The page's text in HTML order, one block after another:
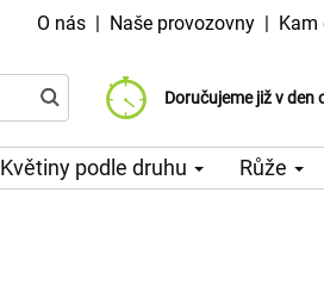
O nás | Naše provozovny | Kam
Doručujeme již v den
Doručujeme již od 99
Možný výběr času a
Květiny podle druhu Růže